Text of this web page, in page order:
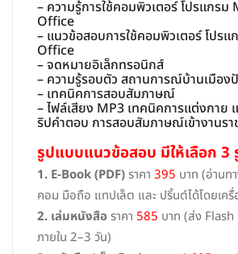
– ความรู้การใช้คอมพิวเตอร์ โปรแกร
Office
– แนวข้อสอบการใช้คอมพิวเตอร์ โปร
Office
– จดหมายอิเล็กทรอนิกส์
– ความรู้รอบตัว สถานการณ์บ้านเมือง
– เทคนิคการสอบสัมภาษณ์
– ไฟล์เสียง MP3 เทคนิคการแต่งกาย
ริปคำตอบ การสอบสัมภาษณ์เข้างานรา
รูปแบบแนวข้อสอบ มีให้เลือก 3
1. E-Book (PDF)ราคา 395 บาท (อ่านท
คอม มือถือ แทปเล็ต และ ปริ้นต์ได้โดยเค
2. เล่มหนังสือราคา 585 บาท (ส่ง
ภายใน 2–3 วัน)